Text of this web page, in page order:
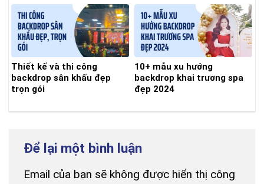
Thiết kế và thi công
backdrop sân khấu đẹp
trọn gói
10+ mẫu xu hướng
backdrop khai trương spa
đẹp 2024
Để lại một bình luận
Email của bạn sẽ không được hiển thị công